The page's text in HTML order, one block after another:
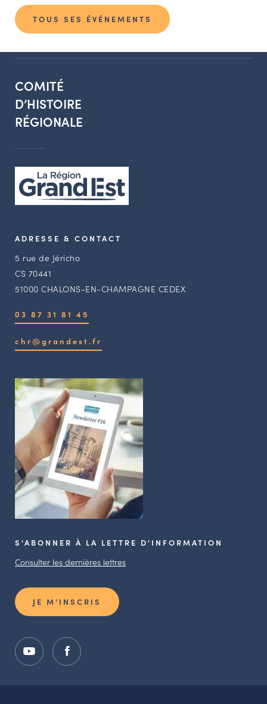
TOUS SES ÉVÉNEMENTS
COMITÉ
D’HISTOIRE
RÉGIONALE
ADRESSE & CONTACT
5 rue de Jéricho
CS 70441
51000 CHALONS-EN-CHAMPAGNE CEDEX
03 87 31 81 45
chr@grandest.fr
S'ABONNER À LA LETTRE D'INFORMATION
Consulter les dernières lettres
JE M’INSCRIS